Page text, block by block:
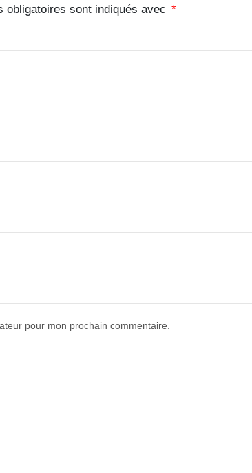
obligatoires sont indiqués avec *
pour mon prochain commentaire.